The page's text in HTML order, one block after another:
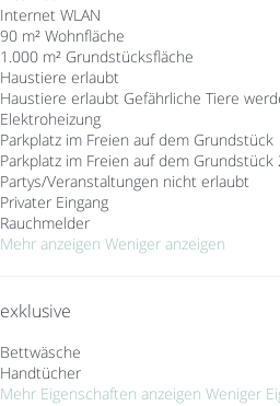
Internet WLAN
90 m² Wohnfläche
1.000 m² Grundstücksfläche
Haustiere erlaubt
Haustiere erlaubt Gefährliche Tiere
Elektroheizung
Parkplatz im Freien auf dem Grundstück
Parkplatz im Freien auf dem Grundstück
Partys/Veranstaltungen nicht erlaubt
Privater Eingang
Rauchmelder
Mehr anzeigen Weniger anzeigen
exklusive
Bettwäsche
Handtücher
Mehr Eigenschaften anzeigen Weniger